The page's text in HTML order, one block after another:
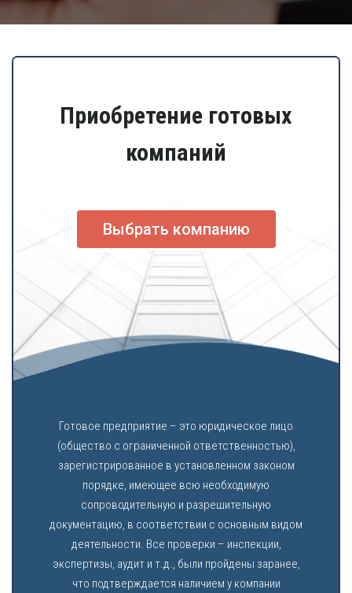
Приобретение готовых
компаний
Выбрать компанию
Готовое предприятие – это юридическое лицо
(общество с ограниченной ответственностью),
зарегистрированное в установленном законом
порядке, имеющее всю необходимую
сопроводительную и разрешительную
документацию, в соответствии с основным видом
деятельности. Все проверки – инспекции,
экспертизы, аудит и т.д., были пройдены заранее,
что подтверждается наличием у компании